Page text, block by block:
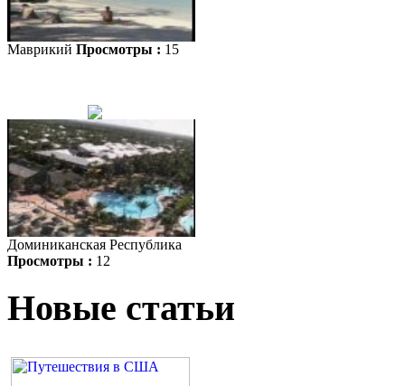
Маврикий Просмотры : 15
Доминиканская Республика
Просмотры : 12
Новые статьи